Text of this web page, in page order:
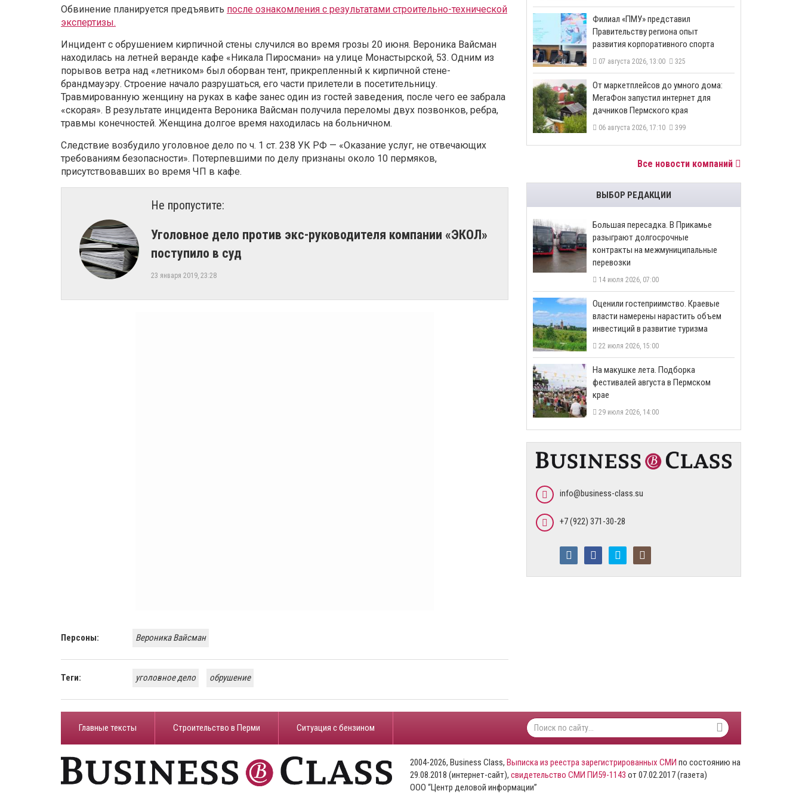
Обвинение планируется предъявить после ознакомления с результатами строительно-технической
экспертизы.
Инцидент с обрушением кирпичной стены случился во время грозы 20 июня. Вероника Вайсман
находилась на летней веранде кафе «Никала Пиросмани» на улице Монастырской, 53. Одним из
порывов ветра над «летником» был оборван тент, прикрепленный к кирпичной стене-
брандмауэру. Строение начало разрушаться, его части прилетели в посетительницу.
Травмированную женщину на руках в кафе занес один из гостей заведения, после чего ее забрала
«скорая». В результате инцидента Вероника Вайсман получила переломы двух позвонков, ребра,
травмы конечностей. Женщина долгое время находилась на больничном.
Следствие возбудило уголовное дело по ч. 1 ст. 238 УК РФ — «Оказание услуг, не отвечающих
требованиям безопасности». Потерпевшими по делу признаны около 10 пермяков,
присутствовавших во время ЧП в кафе.
Не пропустите:
Уголовное дело против экс-руководителя компании «ЭКОЛ»
поступило в суд
23 января 2019, 23:28
Персоны: Вероника Вайсман
Теги: уголовное дело обрушение
​Филиал «ПМУ» представил
Правительству региона опыт
развития корпоративного спорта
07 августа 2026, 13:00 325
От маркетплейсов до умного дома:
МегаФон запустил интернет для
дачников Пермского края
06 августа 2026, 17:10 399
Все новости компаний
ВЫБОР РЕДАКЦИИ
Большая пересадка. В Прикамье
разыграют долгосрочные
контракты на межмуниципальные
перевозки
14 июля 2026, 07:00
Оценили гостеприимство. Краевые
власти намерены нарастить объем
инвестиций в развитие туризма
22 июля 2026, 15:00
На макушке лета. Подборка
фестивалей августа в Пермском
крае
29 июля 2026, 14:00
info@business-class.su
+7 (922) 371-30-28
Главные тексты Строительство в Перми ​Ситуация с бензином
2004-2026, Business Class, Выписка из реестра зарегистрированных СМИ по состоянию на
29.08.2018 (интернет-сайт), свидетельство СМИ ПИ59-1143 от 07.02.2017 (газета)
ООО “Центр деловой информации”